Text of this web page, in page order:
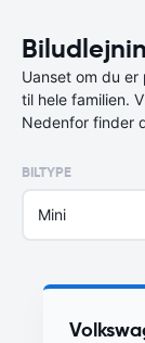
Uanset om du
til hele familien.
Nedenfor finder
BILTYPE
Mini